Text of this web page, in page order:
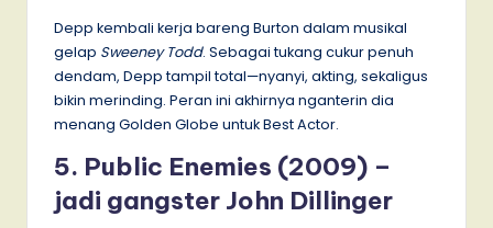
Depp kembali kerja bareng Burton dalam musikal
gelap Sweeney Todd. Sebagai tukang cukur penuh
dendam, Depp tampil total—nyanyi, akting, sekaligus
bikin merinding. Peran ini akhirnya nganterin dia
menang Golden Globe untuk Best Actor.
5. Public Enemies (2009) –
jadi gangster John Dillinger